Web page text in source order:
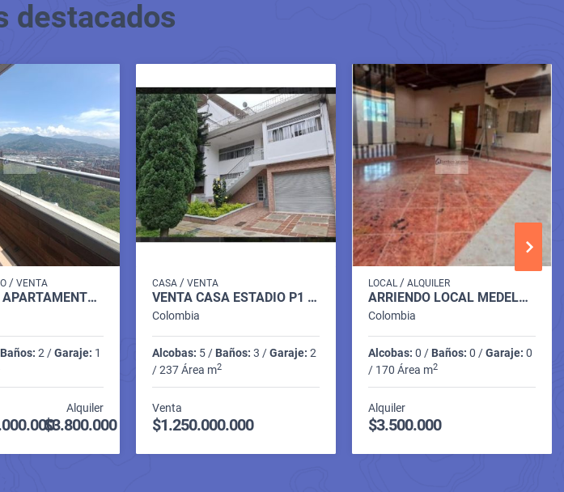
destacados
/ VENTA
ARRIENDO APARTAMENTO SECTOR AVES MARIA SABANETA P7 C7985007
Baños: 2 /Garaje: 1
Alquiler
$3.800.000
CASA /VENTA
VENTA CASA ESTADIO P1 C6748749
Colombia
Alcobas: 5 / Baños: 3 /Garaje: 2
/ 237 Área m2
Venta
$1.250.000.000
LOCAL /ALQUILER
ARRIENDO LOCAL MEDELLIN P3 C. 10066812
Colombia
Alcobas: 0 / Baños: 0 /Garaje: 0
/ 170 Área m2
Alquiler
$3.500.000